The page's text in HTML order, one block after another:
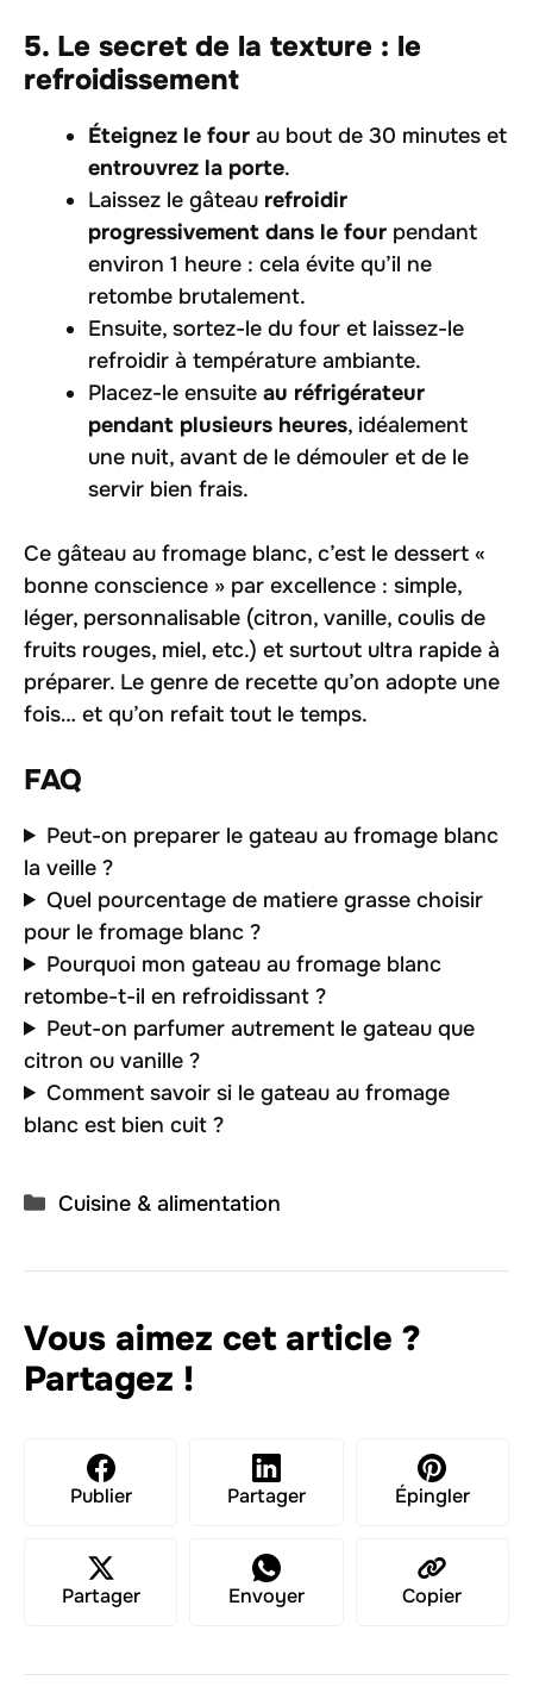
5. Le secret de la texture : le
refroidissement
Éteignez le four au bout de 30 minutes et
entrouvrez la porte.
Laissez le gâteau refroidir
progressivement dans le four pendant
environ 1 heure : cela évite qu’il ne
retombe brutalement.
Ensuite, sortez-le du four et laissez-le
refroidir à température ambiante.
Placez-le ensuite au réfrigérateur
pendant plusieurs heures, idéalement
une nuit, avant de le démouler et de le
servir bien frais.
Ce gâteau au fromage blanc, c’est le dessert «
bonne conscience » par excellence : simple,
léger, personnalisable (citron, vanille, coulis de
fruits rouges, miel, etc.) et surtout ultra rapide à
préparer. Le genre de recette qu’on adopte une
fois… et qu’on refait tout le temps.
FAQ
Peut-on preparer le gateau au fromage blanc
la veille ?
Quel pourcentage de matiere grasse choisir
pour le fromage blanc ?
Pourquoi mon gateau au fromage blanc
retombe-t-il en refroidissant ?
Peut-on parfumer autrement le gateau que
citron ou vanille ?
Comment savoir si le gateau au fromage
blanc est bien cuit ?
Catégories
Cuisine & alimentation
Vous aimez cet article ?
Partagez !
Publier Partager Épingler
Partager Envoyer Copier